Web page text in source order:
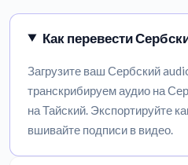
Как перевести
Загрузите ваш Сербский
транскрибируем аудио на
на Тайский. Экспортируйте
вшивайте подписи в видео.